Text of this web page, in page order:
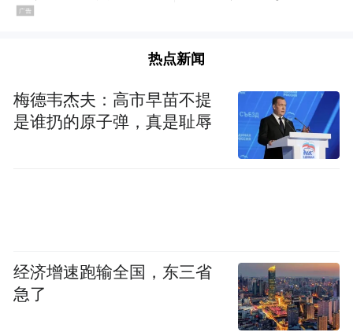
热点新闻
梅德韦杰夫：高市早苗不提
是谁扔的原子弹，真是耻辱
经济增速跑输全国，东三省
急了